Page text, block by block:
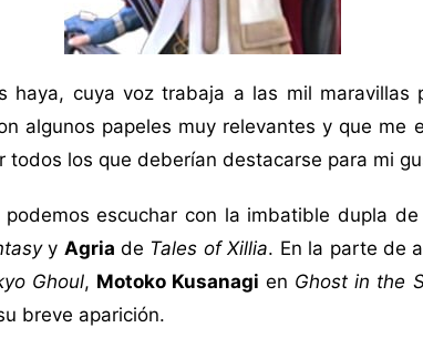
haya, cuya voz trabaja a las mil maravillas
algunos papeles muy relevantes y que me
todos los que deberían destacarse para mi
podemos escuchar con la imbatible dupla de
y Agria de Tales of Xillia. En la parte de
Ghoul, Motoko Kusanagi en Ghost in the
breve aparición.